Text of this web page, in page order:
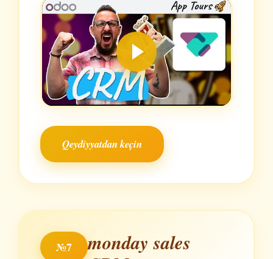
Qeydiyyatdan keçin
№7
monday sales